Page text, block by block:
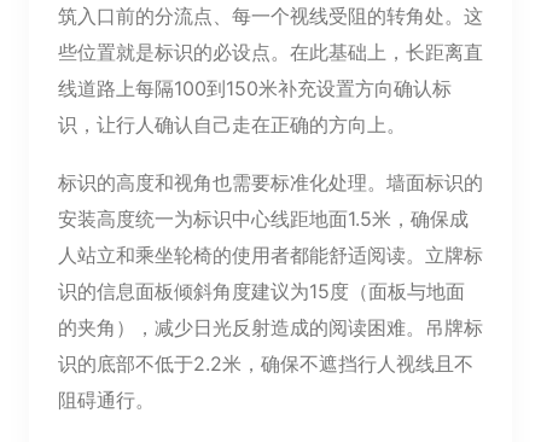
筑入口前的分流点、每一个视线受阻的转角处。这
些位置就是标识的必设点。在此基础上，长距离直
线道路上每隔100到150米补充设置方向确认标
识，让行人确认自己走在正确的方向上。
标识的高度和视角也需要标准化处理。墙面标识的
安装高度统一为标识中心线距地面1.5米，确保成
人站立和乘坐轮椅的使用者都能舒适阅读。立牌标
识的信息面板倾斜角度建议为15度（面板与地面
的夹角），减少日光反射造成的阅读困难。吊牌标
识的底部不低于2.2米，确保不遮挡行人视线且不
阻碍通行。